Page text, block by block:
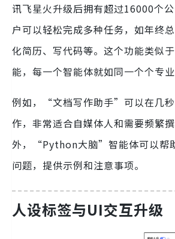
讯飞星火升级后拥有超过16000个
户可以轻松完成多种任务，如年终
化简历、写代码等。这个功能类似
能，每一个智能体就如同一个个专业
例如，“文档写作助手”可以在几
作，非常适合自媒体人和需要频繁
外，“Python大脑”智能体可以帮
问题，提供示例和注意事项。
人设标签与UI交互升级